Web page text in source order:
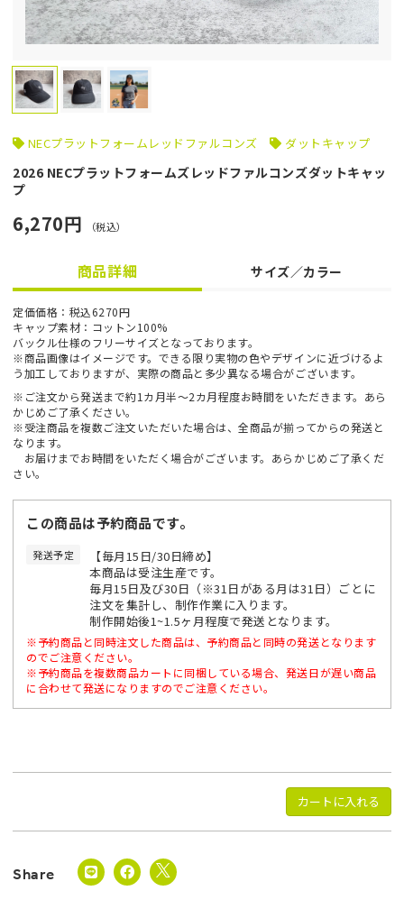
NECプラットフォームレッドファルコンズ ダットキャップ
2026 NECプラットフォームズレッドファルコンズダットキャッ
プ
6,270円 （税込）
商品詳細 サイズ／カラー
定価価格：税込6270円
キャップ素材：コットン100%
バックル仕様のフリーサイズとなっております。
※商品画像はイメージです。できる限り実物の色やデザインに近づけるよ
う加工しておりますが、実際の商品と多少異なる場合がございます。
※ご注文から発送まで約1カ月半～2カ月程度お時間をいただきます。あら
かじめご了承ください。
※受注商品を複数ご注文いただいた場合は、全商品が揃ってからの発送と
なります。
お届けまでお時間をいただく場合がございます。あらかじめご了承くだ
さい。
この商品は予約商品です。
発送予定
【毎月15日/30日締め】
本商品は受注生産です。
毎月15日及び30日（※31日がある月は31日）ごとに
注文を集計し、制作作業に入ります。
制作開始後1~1.5ヶ月程度で発送となります。
※予約商品と同時注文した商品は、予約商品と同時の発送となります
のでご注意ください。
※予約商品を複数商品カートに同梱している場合、発送日が遅い商品
に合わせて発送になりますのでご注意ください。
カートに入れる